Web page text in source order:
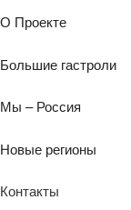
О Проекте
Большие гастроли
Мы – Россия
Новые регионы
Контакты